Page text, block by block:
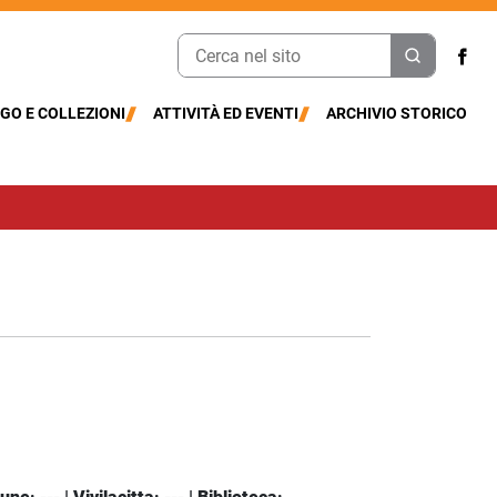
E COLLEZIONI ATTIVITÀ ED EVENTI ARCHIVIO STORICO